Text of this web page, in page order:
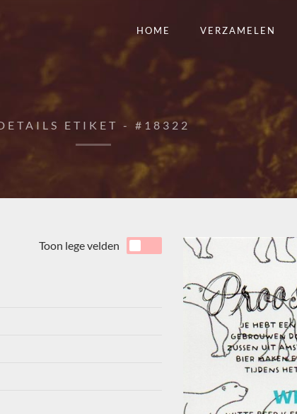
HOME VERZAMELEN
ETIKET - #18322
Toon lege velden